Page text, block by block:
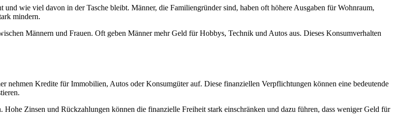
wie viel davon in der Tasche bleibt. Männer, die Familiengründer sind, haben oft höhere Ausgaben für Wohnraum,
mindern.
Männern und Frauen. Oft geben Männer mehr Geld für Hobbys, Technik und Autos aus. Dieses Konsumverhalten
Kredite für Immobilien, Autos oder Konsumgüter auf. Diese finanziellen Verpflichtungen können eine bedeutende
Zinsen und Rückzahlungen können die finanzielle Freiheit stark einschränken und dazu führen, dass weniger Geld für